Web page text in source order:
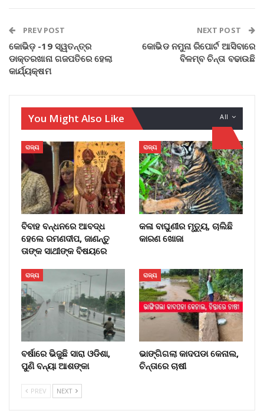
PREV POST
କୋଭିଡ଼ -19 ସ୍ୱତନ୍ତ୍ର
ଡାକ୍ତରଖାନା ଗଜପତିରେ ହେଲା
କାର୍ଯ୍ୟକ୍ଷମ
NEXT POST
କୋଭିଡ ନମୁନା ରିପୋର୍ଟ ଆସିବାରେ
ବିଳମ୍ବ ଚିନ୍ତା ବଢାଉଛି
All
You Might Also Like
ରାଜ୍ୟ
ବିବାହ ବନ୍ଧନରେ ଆବଦ୍ଧ
ହେଲେ ରମଣଦୀପ, ଜାଣନ୍ତୁ
ତାଙ୍କ ସାଥୀଙ୍କ ବିଷୟରେ
ରାଜ୍ୟ
କଳା ବାଘୁଣୀର ମୃତ୍ୟୁ, ଚାଲିଛି
କାରଣ ଖୋଜା
ରାଜ୍ୟ
ବର୍ଷାରେ ଭିଜୁଛି ସାରା ଓଡିଶା,
ପୁଣି ବନ୍ୟା ଆଶଙ୍କା
ରାଜ୍ୟ
ଭାଙ୍ଗିଗଲା କାଦପଡା କେନାଲ,
ଚିନ୍ତାରେ ଚାଷୀ
PREV NEXT